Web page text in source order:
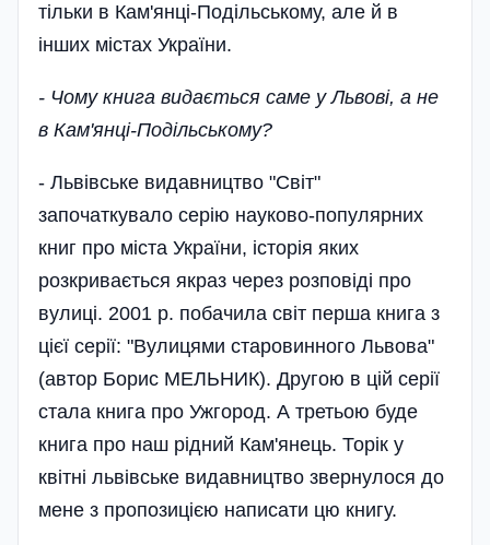
тільки в Кам'янці-Подільському, але й в
інших містах України.
- Чому книга видається саме у Львові, а не
в Кам'янці-Подільському?
- Львівське видавництво "Світ"
започаткувало серію науково-популярних
книг про міста України, історія яких
розкривається якраз через розповіді про
вулиці. 2001 р. побачила світ перша книга з
цієї серії: "Вулицями старовинного Львова"
(автор Борис МЕЛЬНИК). Другою в цій серії
стала книга про Ужгород. А третьою буде
книга про наш рідний Кам'янець. Торік у
квітні львівське видавництво звернулося до
мене з пропозицією написати цю книгу.